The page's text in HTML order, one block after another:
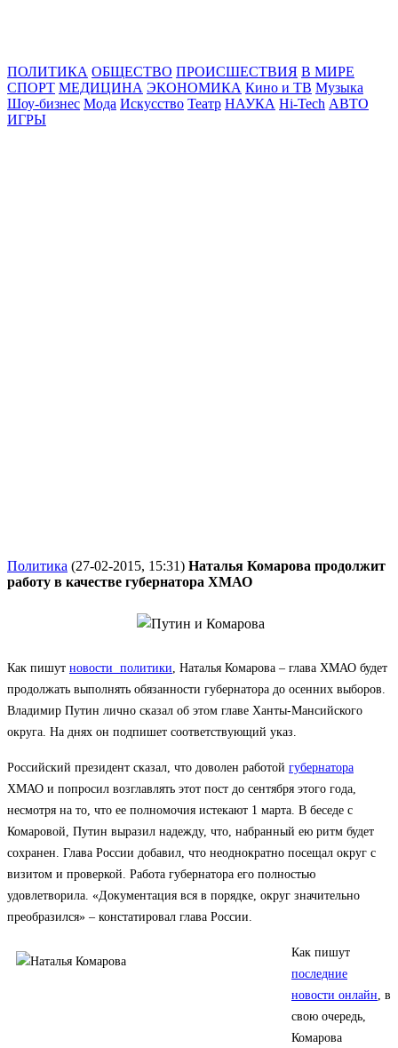
ПОЛИТИКА ОБЩЕСТВО ПРОИСШЕСТВИЯ В МИРЕ
СПОРТ МЕДИЦИНА ЭКОНОМИКА Кино и ТВ Музыка
Шоу-бизнес Мода Искусство Театр НАУКА Hi-Tech АВТО
ИГРЫ
Политика (27-02-2015, 15:31) Наталья Комарова продолжит
работу в качестве губернатора ХМАО
Как пишут новости политики, Наталья Комарова – глава ХМАО будет
продолжать выполнять обязанности губернатора до осенних выборов.
Владимир Путин лично сказал об этом главе Ханты-Мансийского
округа. На днях он подпишет соответствующий указ.
Российский президент сказал, что доволен работой губернатора
ХМАО и попросил возглавлять этот пост до сентября этого года,
несмотря на то, что ее полномочия истекают 1 марта. В беседе с
Комаровой, Путин выразил надежду, что, набранный ею ритм будет
сохранен. Глава России добавил, что неоднократно посещал округ с
визитом и проверкой. Работа губернатора его полностью
удовлетворила. «Документация вся в порядке, округ значительно
преобразился» – констатировал глава России.
Как пишут
последние
новости онлайн, в
свою очередь,
Комарова